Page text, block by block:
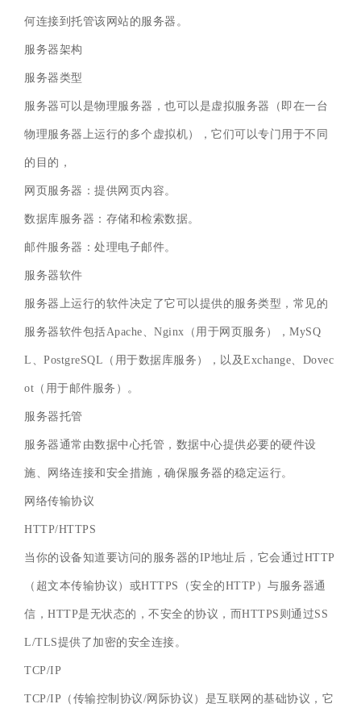
何连接到托管该网站的服务器。
服务器架构
服务器类型
服务器可以是物理服务器，也可以是虚拟服务器（即在一台
物理服务器上运行的多个虚拟机），它们可以专门用于不同
的目的，
网页服务器：提供网页内容。
数据库服务器：存储和检索数据。
邮件服务器：处理电子邮件。
服务器软件
服务器上运行的软件决定了它可以提供的服务类型，常见的
服务器软件包括Apache、Nginx（用于网页服务），MySQ
L、PostgreSQL（用于数据库服务），以及Exchange、Dovec
ot（用于邮件服务）。
服务器托管
服务器通常由数据中心托管，数据中心提供必要的硬件设
施、网络连接和安全措施，确保服务器的稳定运行。
网络传输协议
HTTP/HTTPS
当你的设备知道要访问的服务器的IP地址后，它会通过HTTP
（超文本传输协议）或HTTPS（安全的HTTP）与服务器通
信，HTTP是无状态的，不安全的协议，而HTTPS则通过SS
L/TLS提供了加密的安全连接。
TCP/IP
TCP/IP（传输控制协议/网际协议）是互联网的基础协议，它